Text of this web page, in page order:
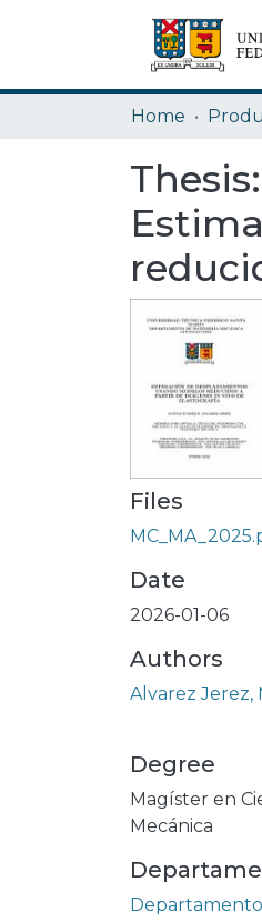
Home
Thesis:
Files
Date
2026-01-06
Authors
Alvarez Jerez,
Degree
Magíster en
Mecánica